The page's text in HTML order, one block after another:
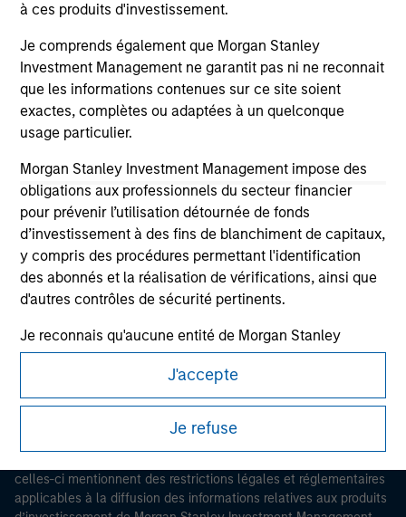
à ces produits d'investissement.
Je comprends également que Morgan Stanley
Investment Management ne garantit pas ni ne reconnait
que les informations contenues sur ce site soient
exactes, complètes ou adaptées à un quelconque
usage particulier.
Morgan Stanley Investment Management impose des
obligations aux professionnels du secteur financier
pour prévenir l’utilisation détournée de fonds
d’investissement à des fins de blanchiment de capitaux,
y compris des procédures permettant l'identification
des abonnés et la réalisation de vérifications, ainsi que
d'autres contrôles de sécurité pertinents.
Je reconnais qu'aucune entité de Morgan Stanley
Investment Management, ni aucune de ses sociétés
affiliées, ne pourra être tenue responsable de
quelconques pertes résultant directement ou
indirectement de toute information consultée résultant
acceptant cette déclaration, je confirme également
mon acceptation desTerms of Use, que j'ai lues et
comprises. Si la déclaration ci-dessus est exacte,
J'accepte
Je refuse
Morgan Stanley
Morgan Stanley Careers
Ce document est une communication promotionnelle.
celles-ci mentionnent des restrictions légales et réglementaires
applicables à la diffusion des informations relatives aux produits